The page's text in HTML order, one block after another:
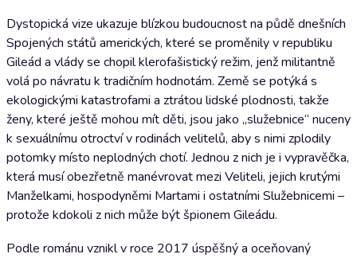
Dystopická vize ukazuje blízkou budoucnost na půdě dnešních
Spojených států amerických, které se proměnily v republiku
Gileád a vlády se chopil klerofašistický režim, jenž militantně
volá po návratu k tradičním hodnotám. Země se potýká s
ekologickými katastrofami a ztrátou lidské plodnosti, takže
ženy, které ještě mohou mít děti, jsou jako „služebnice“ nuceny
k sexuálnímu otroctví v rodinách velitelů, aby s nimi zplodily
potomky místo neplodných chotí. Jednou z nich je i vypravěčka,
která musí obezřetně manévrovat mezi Veliteli, jejich krutými
Manželkami, hospodyněmi Martami i ostatními Služebnicemi –
protože kdokoli z nich může být špionem Gileádu.
Podle románu vznikl v roce 2017 úspěšný a oceňovaný